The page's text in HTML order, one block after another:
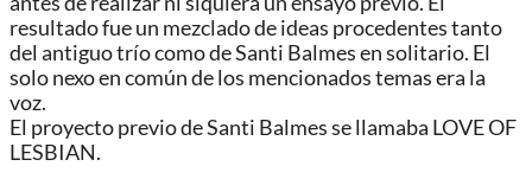
resultado fue un mezclado de ideas procedentes tanto
del antiguo trío como de Santi Balmes en solitario. El
solo nexo en común de los mencionados temas era la
voz.
El proyecto previo de Santi Balmes se llamaba LOVE OF
LESBIAN.